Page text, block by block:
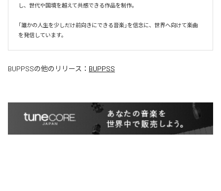
し、世代や国境を越えて共感できる作品を制作。
「誰かの人生を少しだけ前向きにできる音楽」を信念に、世界へ向けて楽曲
を発信しています。
BUPPSSの他のリリース： BUPPSS